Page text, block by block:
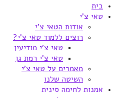
בית
טאי צ'י
אודות הטאי צ'י
רוצים ללמוד טאי צ'י?
טאי צ'י מודיעין
טאי צ'י רמת גן
מאמרים על טאי צ'י
השיטה שלנו
אמנות לחימה סינית